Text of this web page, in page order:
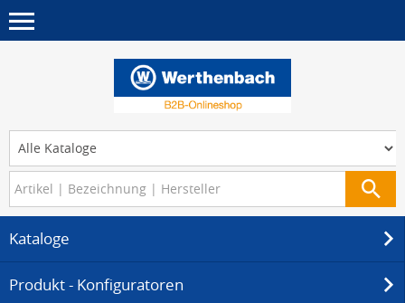
Kataloge
Produkt - Konfiguratoren